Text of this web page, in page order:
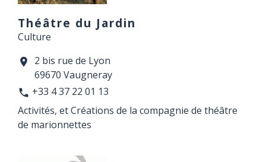
Théâtre du Jardin
Culture
location_on
2 bis rue de Lyon
69670 Vaugneray
phone +33 4 37 22 01 13
Activités, et Créations de la compagnie de théâtre
de marionnettes